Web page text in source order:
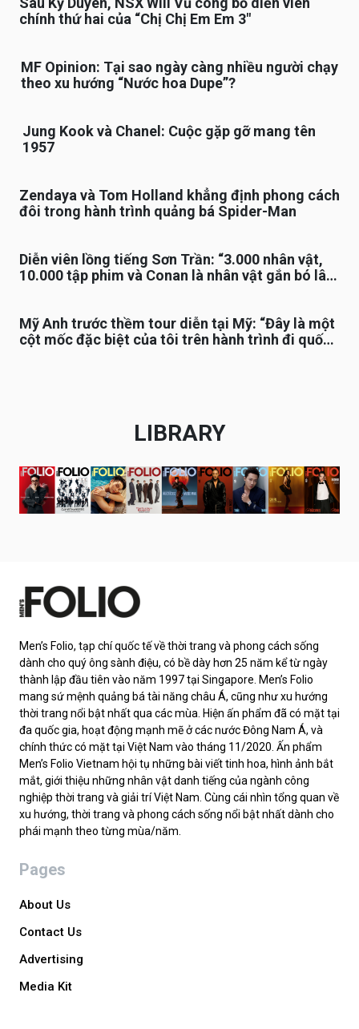
chính thứ hai của “Chị Chị Em Em 3″
MF Opinion: Tại sao ngày càng nhiều người chạy
theo xu hướng “Nước hoa Dupe”?
Jung Kook và Chanel: Cuộc gặp gỡ mang tên
1957
Zendaya và Tom Holland khẳng định phong cách
đôi trong hành trình quảng bá Spider-Man
Diễn viên lồng tiếng Sơn Trần: “3.000 nhân vật,
10.000 tập phim và Conan là nhân vật gắn bó lâu
Mỹ Anh trước thềm tour diễn tại Mỹ: “Đây là một
cột mốc đặc biệt của tôi trên hành trình đi quốc
LIBRARY
Men’s Folio, tạp chí quốc tế về thời trang và phong cách sống
dành cho quý ông sành điệu, có bề dày hơn 25 năm kể từ ngày
thành lập đầu tiên vào năm 1997 tại Singapore. Men’s Folio
mang sứ mệnh quảng bá tài năng châu Á, cũng như xu hướng
thời trang nổi bật nhất qua các mùa. Hiện ấn phẩm đã có mặt tại
đa quốc gia, hoạt động mạnh mẽ ở các nước Đông Nam Á, và
chính thức có mặt tại Việt Nam vào tháng 11/2020. Ấn phẩm
Men’s Folio Vietnam hội tụ những bài viết tinh hoa, hình ảnh bắt
mắt, giới thiệu những nhân vật danh tiếng của ngành công
nghiệp thời trang và giải trí Việt Nam. Cùng cái nhìn tổng quan về
xu hướng, thời trang và phong cách sống nổi bật nhất dành cho
phái mạnh theo từng mùa/năm.
Pages
About Us
Contact Us
Advertising
Media Kit